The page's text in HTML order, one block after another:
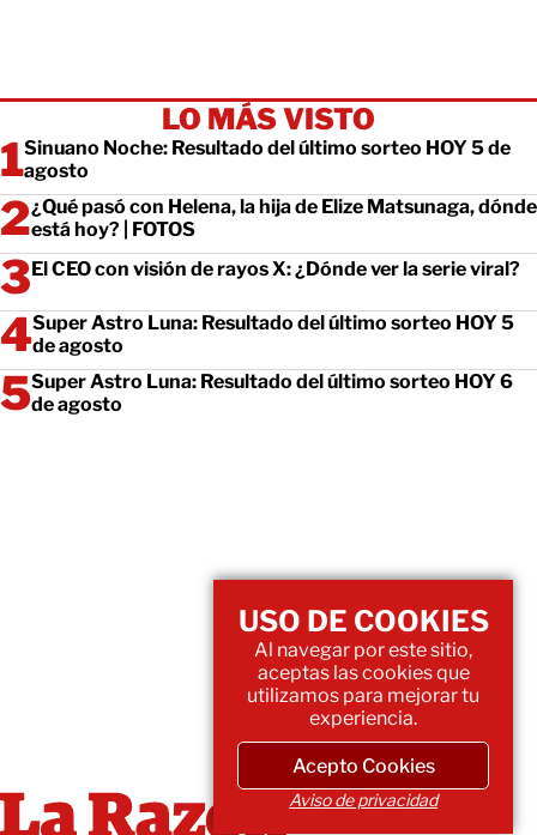
LO MÁS VISTO
Sinuano Noche: Resultado del último sorteo HOY 5 de
agosto
¿Qué pasó con Helena, la hija de Elize Matsunaga, dónde
está hoy? | FOTOS
El CEO con visión de rayos X: ¿Dónde ver la serie viral?
Super Astro Luna: Resultado del último sorteo HOY 5
de agosto
Super Astro Luna: Resultado del último sorteo HOY 6
de agosto
USO DE COOKIES
Al navegar por este sitio,
aceptas las cookies que
utilizamos para mejorar tu
experiencia.
Acepto Cookies
Aviso de privacidad